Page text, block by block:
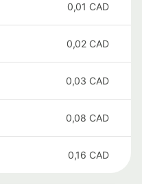
0,01 CAD
0,02 CAD
0,03 CAD
0,08 CAD
0,16 CAD